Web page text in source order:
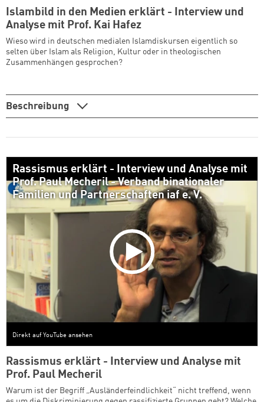
Islambild in den Medien erklärt - Interview und
Analyse mit Prof. Kai Hafez
Wieso wird in deutschen medialen Islamdiskursen eigentlich so
selten über Islam als Religion, Kultur oder in theologischen
Zusammenhängen gesprochen?
Beschreibung
Rassismus erklärt - Interview und Analyse mit
Prof. Paul Mecheril - Verband binationaler
Familien und Partnerschaften iaf e. V.
Direkt auf YouTube ansehen
Rassismus erklärt - Interview und Analyse mit
Prof. Paul Mecheril
Warum ist der Begriff „Ausländerfeindlichkeit“ nicht treffend, wenn